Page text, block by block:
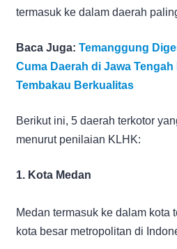
termasuk ke dalam daerah
Baca Juga: Temanggung
Cuma Daerah di Jawa
Tembakau Berkualitas
Berikut ini, 5 daerah terkotor
menurut penilaian KLHK:
1. Kota Medan
Medan termasuk ke dalam kota
kota besar metropolitan di